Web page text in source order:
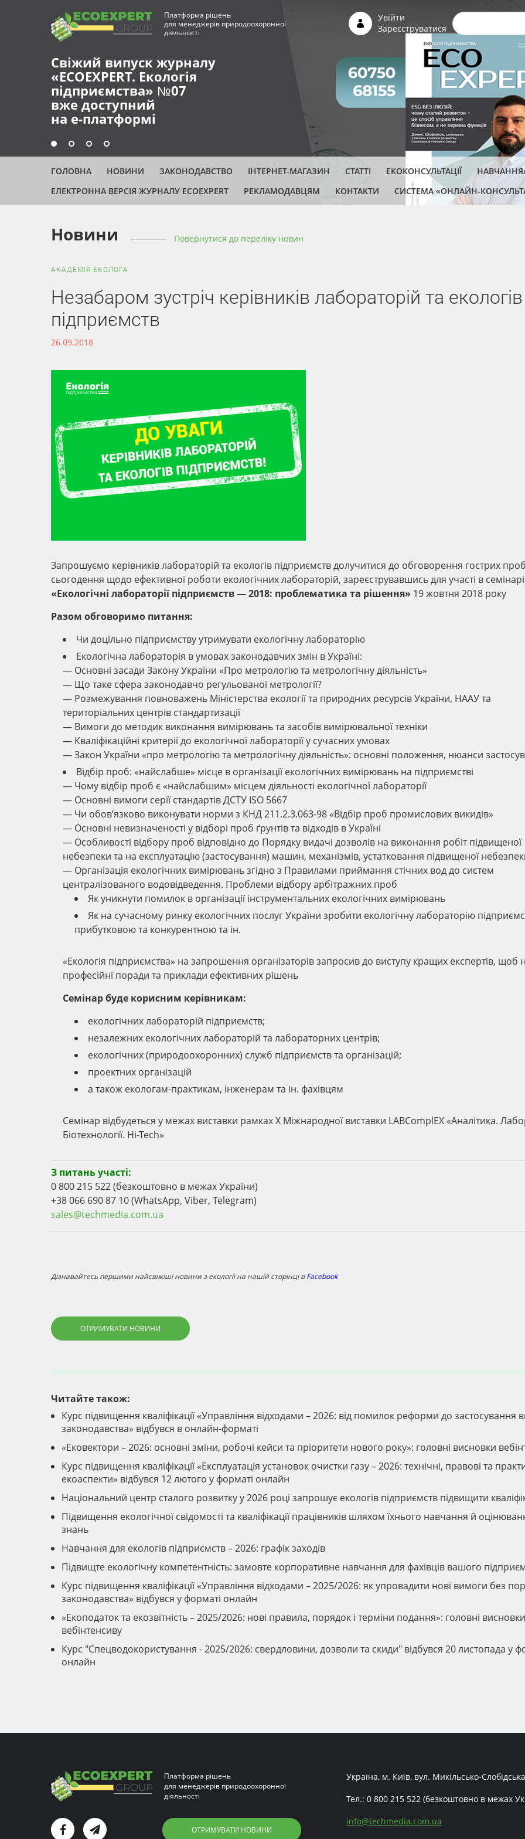
Свіжий випуск журналу
«ECOEXPERT. Екологія
підприємства» №07
вже доступний
на е-платформі
Платформа рішень
для менеджерів природоохоронної
діяльності
Увійти
Зареєструватися
ГОЛОВНА НОВИНИ ЗАКОНОДАВСТВО ІНТЕРНЕТ-МАГАЗИН СТАТТІ ЕКОКОНСУЛЬТАЦІЇ НАВЧАННЯ/
ЕЛЕКТРОННА ВЕРСІЯ ЖУРНАЛУ ECOEXPERT
РЕКЛАМОДАВЦЯМ КОНТАКТИ СИСТЕМА «ОНЛАЙН-
Новини Повернутися до переліку новин
АКАДЕМІЯ ЕКОЛОГА
Незабаром зустріч керівників лабораторій та екологів
підприємств
26.09.2018
Запрошуємо керівників лабораторій та екологів підприємств долучитися до обговорення гострих
сьогодення щодо ефективної роботи екологічних лабораторій, зареєструвавшись для участі в семінарі
«Екологічні лабораторії підприємств — 2018: проблематика та рішення» 19 жовтня 2018 року
Разом обговоримо питання:
Чи доцільно підприємству утримувати екологічну лабораторію
Екологічна лабораторія в умовах законодавчих змін в Україні:
— Основні засади Закону України «Про метрологію та метрологічну діяльність»
— Що таке сфера законодавчо регульованої метрології?
— Розмежування повноважень Міністерства екології та природних ресурсів України, НААУ та
територіальних центрів стандартизації
— Вимоги до методик виконання вимірювань та засобів вимірювальної техніки
— Кваліфікаційні критерії до екологічної лабораторії у сучасних умовах
— Закон України «про метрологію та метрологічну діяльність»: основні положення, нюанси
Відбір проб: «найслабше» місце в організації екологічних вимірювань на підприємстві
— Чому відбір проб є «найслабшим» місцем діяльності екологічної лабораторії
— Основні вимоги серії стандартів ДСТУ ISO 5667
— Чи обов’язково виконувати норми з КНД 211.2.3.063-98 «Відбір проб промислових викидів»
— Основні невизначеності у відборі проб ґрунтів та відходів в Україні
— Особливості відбору проб відповідно до Порядку видачі дозволів на виконання робіт підвищеної
небезпеки та на експлуатацію (застосування) машин, механізмів, устатковання підвищеної
— Організація екологічних вимірювань згідно з Правилами приймання стічних вод до систем
централізованого водовідведення. Проблеми відбору арбітражних проб
Як уникнути помилок в організації інструментальних екологічних вимірювань
Як на сучасному ринку екологічних послуг України зробити екологічну лабораторію
прибутковою та конкурентною та ін.
«Екологія підприємства» на запрошення організаторів запросив до виступу кращих експертів, щоб
професійні поради та приклади ефективних рішень
Семінар буде корисним керівникам:
екологічних лабораторій підприємств;
незалежних екологічних лабораторій та лабораторних центрів;
екологічних (природоохоронних) служб підприємств та організацій;
проектних організацій
а також екологам-практикам, інженерам та ін. фахівцям
Семінар відбудеться у межах виставки рамках X Міжнародної виставки LABComplEX «Аналітика.
Біотехнології. Hi-Tech»
З питань участі:
0 800 215 522 (безкоштовно в межах України)
+38 066 690 87 10 (WhatsApp, Viber, Telegram)
sales@techmedia.com.ua
Дізнавайтесь першими найсвіжіші новини з екології на нашій сторінці вFacebook
ОТРИМУВАТИ НОВИНИ
Читайте також:
Курс підвищення кваліфікації «Управління відходами – 2026: від помилок реформи до застосування
законодавства» відбувся в онлайн-форматі
«Ековектори – 2026: основні зміни, робочі кейси та пріоритети нового року»: головні висновки
Курс підвищення кваліфікації «Експлуатація установок очистки газу – 2026: технічні, правові та
екоаспекти» відбувся 12 лютого у форматі онлайн
Національний центр сталого розвитку у 2026 році запрошує екологів підприємств підвищити
Підвищення екологічної свідомості та кваліфікації працівників шляхом їхнього навчання й
знань
Навчання для екологів підприємств – 2026: графік заходів
Підвищте екологічну компетентність: замовте корпоративне навчання для фахівців вашого
Курс підвищення кваліфікації «Управління відходами – 2025/2026: як упровадити нові вимоги без
законодавства» відбувся у форматі онлайн
«Екоподаток та екозвітність – 2025/2026: нові правила, порядок і терміни подання»: головні висновки
вебінтенсиву
Курс "Спецводокористування - 2025/2026: свердловини, дозволи та скиди" відбувся 20 листопада у
онлайн
Платформа рішень
для менеджерів природоохоронної
діяльності
ОТРИМУВАТИ НОВИНИ
Україна, м. Київ, вул. Микільсько-
Тел.: 0 800 215 522 (безкоштовно в межах
info@techmedia.com.ua